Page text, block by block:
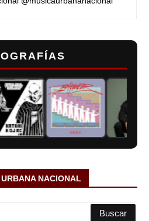
NACIONAL